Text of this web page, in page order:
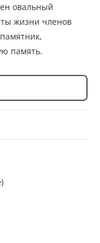
овальный
жизни членов
память.